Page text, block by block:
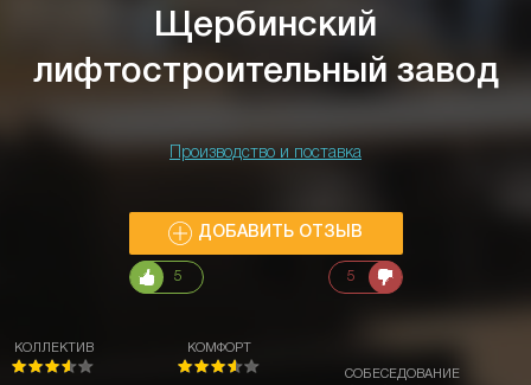
Щербинский
лифтостроительный завод
Производство и поставка
ДОБАВИТЬ ОТЗЫВ
5 5
КОЛЛЕКТИВ КОМФОРТ
СОБЕСЕДОВАНИЕ